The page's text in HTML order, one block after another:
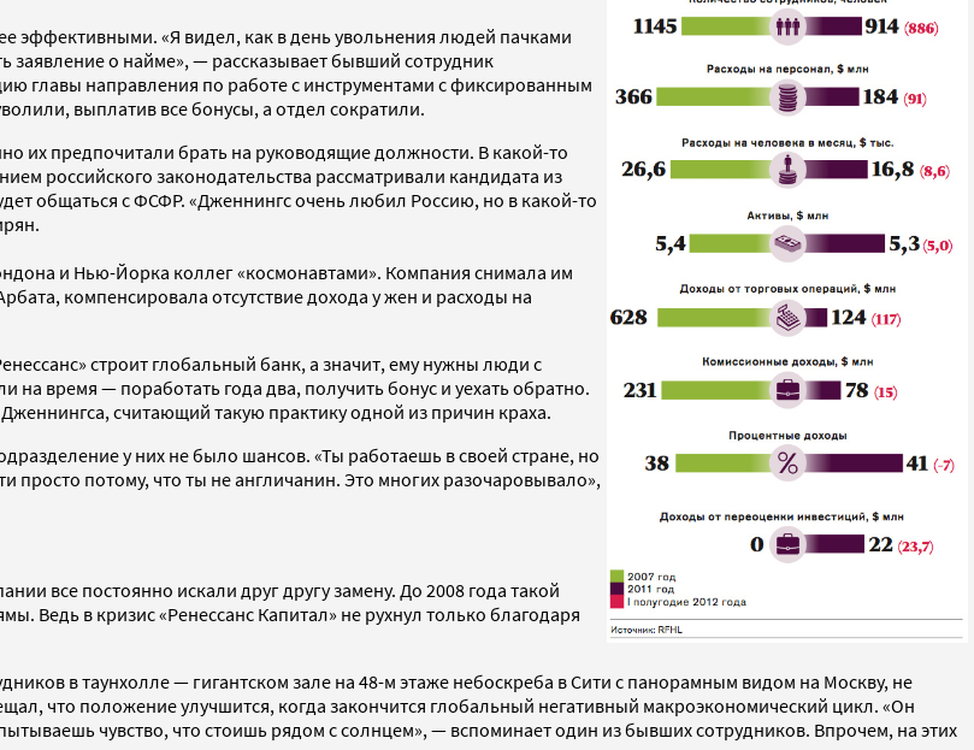
эффективными. «Я видел, как в день увольнения людей пачками
о найме», — рассказывает бывший сотрудник
главы направления по работе с инструментами с фиксированным
выплатив все бонусы, а отдел сократили.
их предпочитали брать на руководящие должности. В какой-то
российского законодательства рассматривали кандидата из
общаться с ФСФР. «Дженнингс очень любил Россию, но в какой-то
и Нью-Йорка коллег «космонавтами». Компания снимала им
компенсировала отсутствие дохода у жен и расходы на
строит глобальный банк, а значит, ему нужны люди с
время — поработать года два, получить бонус и уехать обратно.
считающий такую практику одной из причин краха.
у них не было шансов. «Ты работаешь в своей стране, но
просто потому, что ты не англичанин. Это многих разочаровывало»,
все постоянно искали друг другу замену. До 2008 года такой
Ведь в кризис «Ренессанс Капитал» не рухнул только благодаря
в таунхолле — гигантском зале на 48-м этаже небоскреба в Сити с панорамным видом на Москву, не
что положение улучшится, когда закончится глобальный негативный макроэкономический цикл. «Он
чувство, что стоишь рядом с солнцем», — вспоминает один из бывших сотрудников. Впрочем, на этих